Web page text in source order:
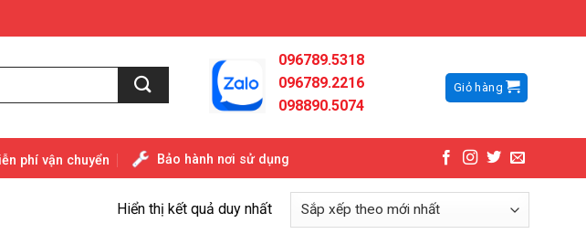
096789.5318
096789.2216
098890.5074
Giỏ hàng
phí vận chuyển Bảo hành nơi sử dụng
Hiển thị kết quả duy nhất